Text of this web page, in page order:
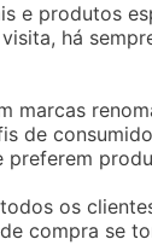
e produtos
há
marcas
de
preferem
os
compra se